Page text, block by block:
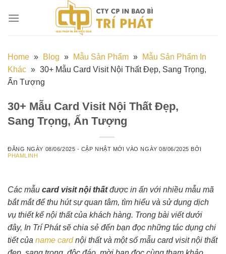
đến
Home » Blog » Mẫu Sản Phẩm »
Mẫu Sản Phẩm In
Khác » 30+ Mẫu Card Visit Nội Thất Đẹp, Sang Trọng,
Ấn Tượng
30+ Mẫu Card Visit Nội Thất Đẹp,
Sang Trọng, Ấn Tượng
ĐĂNG NGÀY 08/06/2025 - CẬP NHẬT MỚI VÀO NGÀY08/06/2025 BỞI
PHAMLINH
Các mẫu card visit nội thấtđược in ấn với nhiều mẫu mã
bắt mắt để thu hút sự quan tâm, tìm hiểu và sử dụng dịch
vụ thiết kế nội thất của khách hàng. Trong bài viết dưới
đây, In Trí Phát sẽ chia sẻ đến bạn đọc những tác dụng chi
tiết của name cardnội thất và một số mẫu card visit nội thất